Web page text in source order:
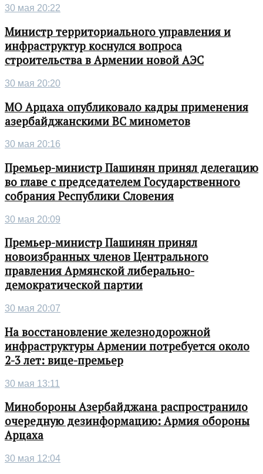
30 мая 20:22
Министр территориального управления и
инфраструктур коснулся вопроса
строительства в Армении новой АЭС
30 мая 20:20
МО Арцаха опубликовало кадры применения
азербайджанскими ВС минометов
30 мая 20:16
Премьер-министр Пашинян принял делегацию
во главе с председателем Государственного
собрания Республики Словения
30 мая 20:09
Премьер-министр Пашинян принял
новоизбранных членов Центрального
правления Армянской либерально-
демократической партии
30 мая 20:07
На восстановление железнодорожной
инфраструктуры Армении потребуется около
2-3 лет: вице-премьер
30 мая 13:11
Минобороны Азербайджана распространило
очередную дезинформацию: Армия обороны
Арцаха
30 мая 12:04